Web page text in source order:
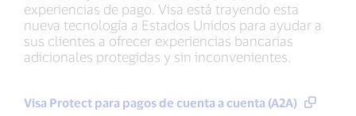
experiencias de pago. Visa está trayendo esta
nueva tecnología a Estados Unidos para ayudar a
sus clientes a ofrecer experiencias bancarias
adicionales protegidas y sin inconvenientes.
Visa Protect para pagos de cuenta a cuenta (A2A)